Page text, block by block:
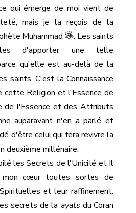
qui émerge de moi vient de
mais je la reçois de la
Muhammad
. Les saints
d'apporter une telle
qu'elle est au-delà de la
saints. C'est la Connaissance
cette Religion et l'Essence de
de l'Essence et des Attributs
auparavant n'en a parlé et
d'être celui qui fera revivre la
deuxième millénaire.
les Secrets de l'Unicité et Il
cœur toutes sortes de
Spirituelles et leur raffinement.
secrets de la ayats du Coran